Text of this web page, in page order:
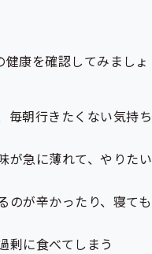
康を確認してみましょ
毎朝行きたくない気持ち
が急に薄れて、やりたい
のが辛かったり、寝ても
剰に食べてしまう